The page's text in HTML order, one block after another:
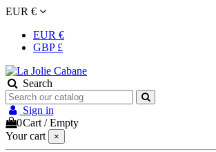
EUR €
EUR €
GBP £
Search
Sign in
0Cart /Empty
Your cart
×